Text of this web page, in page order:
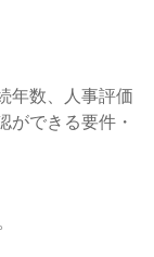
年数、人事評価
ができる要件・